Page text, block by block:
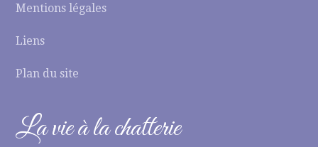
Mentions légales
Liens
Plan du site
La vie à la chatterie